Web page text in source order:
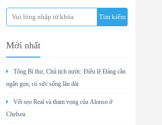
Mới nhất
Tổng Bí thư, Chủ tịch nước: Điều lệ Đảng cần
ngắn gọn, có sức sống lâu dài
Vết sẹo Real và tham vọng của Alonso ở
Chelsea